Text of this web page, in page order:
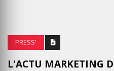
PRESS'
L'ACTU MARKETING